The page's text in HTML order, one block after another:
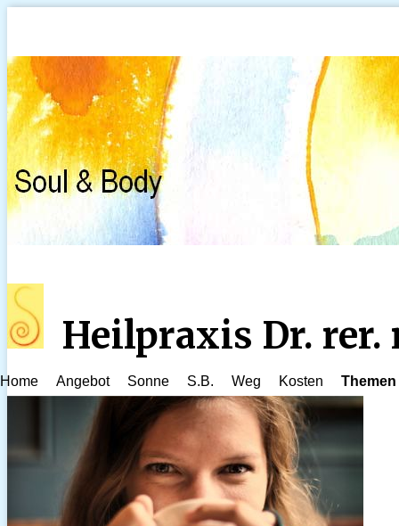
Heilpraxis Dr. rer.
Home Angebot Sonne S.B. Weg Kosten Themen